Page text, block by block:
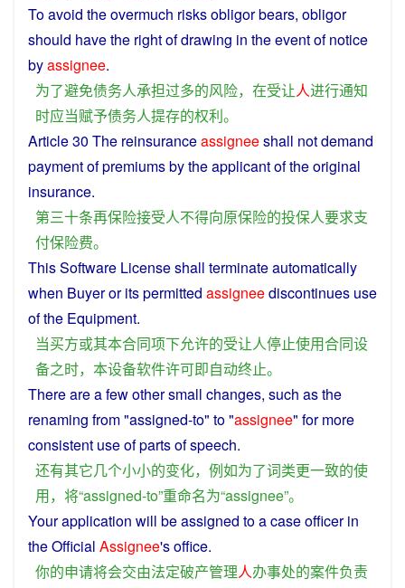
Toavoid the overmuch risksobligorbears, obligor
should have the rightofdrawing in the event ofnotice
byassignee.
为了避免债务人承担过多的风险， 在受让人进行通知
时应当赋予债务人提存的权利。
Article30 The reinsuranceassigneeshall notdemand
paymentofpremiumsby theapplicantof the original
insurance.
第三十条再保险接受人不得向原保险的投保人要求支
付保险费。
ThisSoftware Licenseshall terminateautomatically
when Buyeror itspermitted assigneediscontinues use
ofthe Equipment.
当买方或其本合同项下允许的受让人停止使用合同设
备之时， 本设备软件许可即自动终止。
Thereareafewothersmall changes, such as the
renaming from "assigned-to" to "assignee" for more
consistent useofparts ofspeech.
还有其它几个小小的变化， 例如为了词类更一致的使
用， 将“assigned-to”重命名为“assignee”。
Yourapplication will be assigned to acaseofficerin
theOfficial Assignee'soffice.
你的申请将会交由法定破产管理人办事处的案件负责